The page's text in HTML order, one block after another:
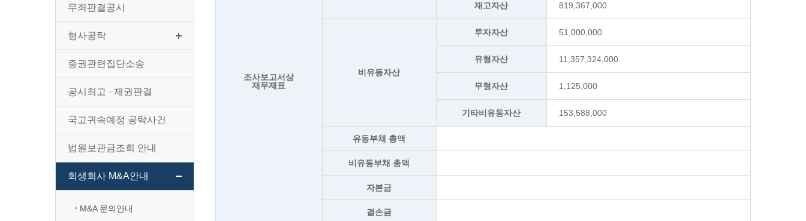
무죄판결공시
형사공탁
증권관련집단소송
공시최고 · 제권판결
국고귀속예정 공탁사건
법원보관금조회 안내
회생회사 M&A안내
M&A 문의안내
조사보고서상
재무제표
재고자산 819,367,000
비유동자산
투자자산 51,000,000
유형자산 11,357,324,000
무형자산 1,125,000
기타비유동자산 153,588,000
유동부채 총액
비유동부채 총액
자본금
결손금